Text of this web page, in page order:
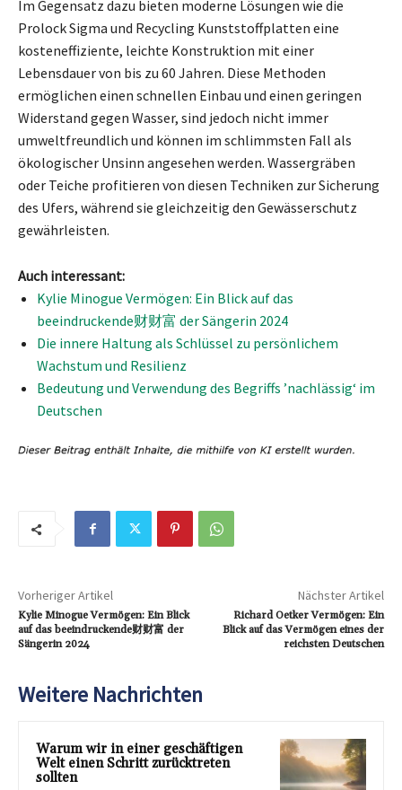
Im Gegensatz dazu bieten moderne Lösungen wie die
Prolock Sigma und Recycling Kunststoffplatten eine
kosteneffiziente, leichte Konstruktion mit einer
Lebensdauer von bis zu 60 Jahren. Diese Methoden
ermöglichen einen schnellen Einbau und einen geringen
Widerstand gegen Wasser, sind jedoch nicht immer
umweltfreundlich und können im schlimmsten Fall als
ökologischer Unsinn angesehen werden. Wassergräben
oder Teiche profitieren von diesen Techniken zur Sicherung
des Ufers, während sie gleichzeitig den Gewässerschutz
gewährleisten.
Auch interessant:
Kylie Minogue Vermögen: Ein Blick auf das
beeindruckende财财富 der Sängerin 2024
Die innere Haltung als Schlüssel zu persönlichem
Wachstum und Resilienz
Bedeutung und Verwendung des Begriffs ’nachlässig‘ im
Deutschen
Vorheriger Artikel
Kylie Minogue Vermögen: Ein Blick
auf das beeindruckende财财富 der
Sängerin 2024
Nächster Artikel
Richard Oetker Vermögen: Ein
Blick auf das Vermögen eines der
reichsten Deutschen
Weitere Nachrichten
Warum wir in einer geschäftigen
Welt einen Schritt zurücktreten
sollten